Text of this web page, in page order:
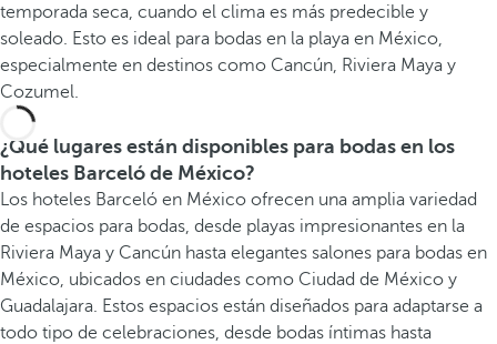
temporada seca, cuando el clima es más predecible y
soleado. Esto es ideal para bodas en la playa en México,
especialmente en destinos como Cancún, Riviera Maya y
Cozumel.
¿Qué lugares están disponibles para bodas en los
hoteles Barceló de México?
Los hoteles Barceló en México ofrecen una amplia variedad
de espacios para bodas, desde playas impresionantes en la
Riviera Maya y Cancún hasta elegantes salones para bodas en
México, ubicados en ciudades como Ciudad de México y
Guadalajara. Estos espacios están diseñados para adaptarse a
todo tipo de celebraciones, desde bodas íntimas hasta